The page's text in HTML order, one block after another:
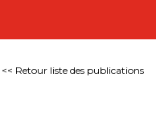
<< Retour liste des publications